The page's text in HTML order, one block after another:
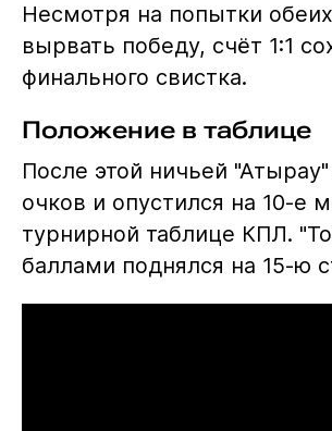
Несмотря на попытки
вырвать победу, счёт 1:1
финального свистка.
Положение в таблице
После этой ничьей
очков и опустился на 10-е
турнирной таблице КПЛ.
баллами поднялся на 15-ю